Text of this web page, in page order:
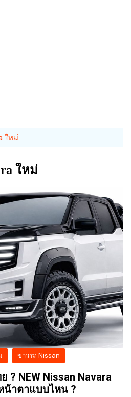
ใหม่
ใหม่
ข่าวรถ Nissan
? NEW Nissan Navara
น้าตาแบบไหน ?